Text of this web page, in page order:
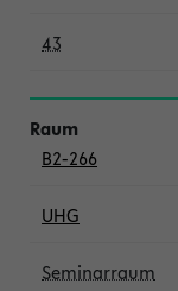
43
B2-266
UHG
Seminarraum